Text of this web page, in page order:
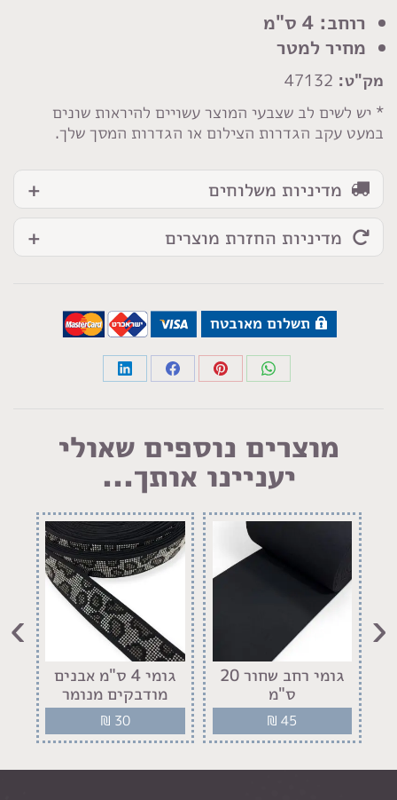
רוחב: 4 ס"מ
מחיר למטר
מק"ט:
* יש לשים לב שצבעי המוצר עשויים להיראות שונים
במעט עקב הגדרות הצילום או הגדרות המסך שלך.
4
ס"מ
חום
בהיר
מדיניות משלוחים
מדיניות החזרת מוצרים
תשלום מאובטח
Share
Share
Share
Share
LinkedIn
מוצרים נוספים שאולי
יעניינו אותך...
גומי רחב שחור 20
ס"מ
₪ 45
גומי 4 ס"מ אבנים
מודבקים מנומר
₪ 30
‹
›